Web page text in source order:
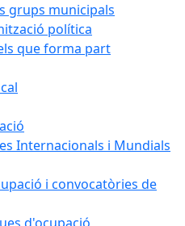
grups municipals
política
que forma part
Internacionals i Mundials
i convocatòries de